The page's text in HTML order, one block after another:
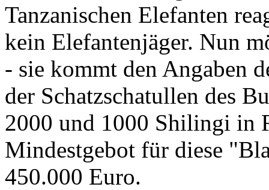
Tanzanischen Elefanten
kein Elefantenjäger. Nun
- sie kommt den Angaben
der Schatzschatullen des
2000 und 1000 Shilingi in
Mindestgebot für diese
450.000 Euro.